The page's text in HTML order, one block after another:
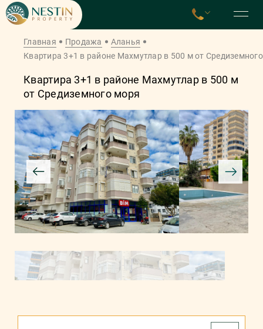
Главная Продажа
Аланья
Квартира 3+1 в районе Махмутлар в 500 м от
Квартира 3+1 в районе Махмутлар в 500 м
от Средиземного моря